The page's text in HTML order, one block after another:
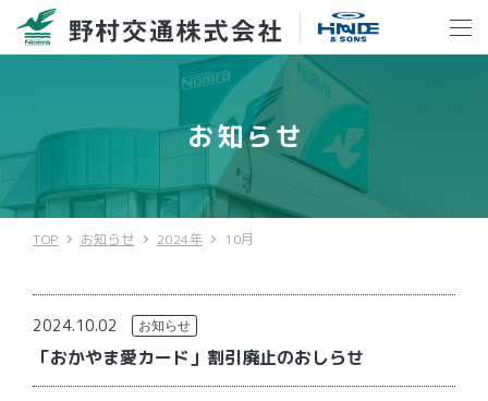
お知らせ
TOP お知らせ 2024年 10月
2024.10.02 お知らせ
「おかやま愛カード」割引廃止のおしらせ